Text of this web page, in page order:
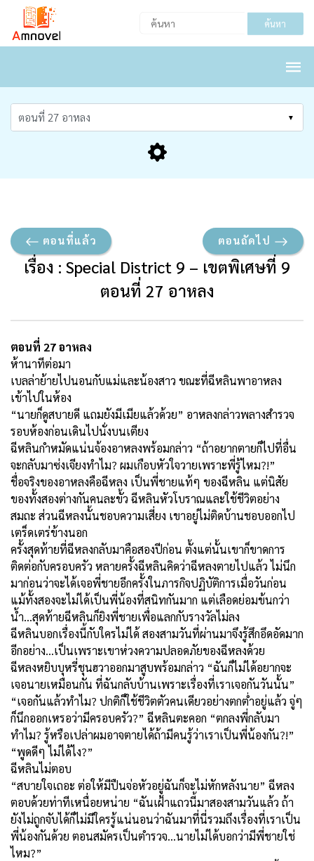
ค้นหา
ตอนที่แล้ว ตอนถัดไป
เรื่อง : Special District 9 – เขตพิเศษที่ 9
ตอนที่ 27 อาหลง
ตอนที่ 27 อาหลง
ห้านาทีต่อมา
เบลล่าย้ายไปนอนกับแม่และน้องสาว ขณะที่ฉีหลินพาอาหลง
เข้าไปในห้อง
“นายก็ดูสบายดี แถมยังมีเมียแล้วด้วย” อาหลงกล่าวพลางสำรวจ
รอบห้องก่อนเดินไปนั่งบนเตียง
ฉีหลินกำหมัดแน่นจ้องอาหลงพร้อมกล่าว “ถ้าอยากตายก็ไปที่อื่น
จะกลับมาซ่งเจียงทำไม? ผมเกือบหัวใจวายเพราะพี่รู้ไหม?!”
ชื่อจริงของอาหลงคือฉีหลง เป็นพี่ชายแท้ๆ ของฉีหลิน แต่นิสัย
ของทั้งสองต่างกันคนละขั้ว ฉีหลินหัวโบราณและใช้ชีวิตอย่าง
สมถะ ส่วนฉีหลงนั้นชอบความเสี่ยง เขาอยู่ไม่ติดบ้านชอบออกไป
เตร็ดเตร่ข้างนอก
ครั้งสุดท้ายที่ฉีหลงกลับมาคือสองปีก่อน ตั้งแต่นั้นเขาก็ขาดการ
ติดต่อกับครอบครัว หลายครั้งฉีหลินคิดว่าฉีหลงตายไปแล้ว ไม่นึก
มาก่อนว่าจะได้เจอพี่ชายอีกครั้งในภารกิจปฏิบัติการเมื่อวันก่อน
แม้ทั้งสองจะไม่ได้เป็นพี่น้องที่สนิทกันมาก แต่เลือดย่อมข้นกว่า
น้ำ...สุดท้ายฉีหลินก็ยิงพี่ชายเพื่อแลกกับรางวัลไม่ลง
ฉีหลินบอกเรื่องนี้กับใครไม่ได้ สองสามวันที่ผ่านมาจึงรู้สึกอึดอัดมาก
อีกอย่าง...เป็นเพราะเขาห่วงความปลอดภัยของฉีหลงด้วย
ฉีหลงหยิบบุหรี่ชุนฮวาออกมาสูบพร้อมกล่าว “ฉันก็ไม่ได้อยากจะ
เจอนายเหมือนกัน ที่ฉันกลับบ้านเพราะเรื่องที่เราเจอกันวันนั้น”
“เจอกันแล้วทำไม? ปกติก็ใช้ชีวิตตัวคนเดียวอย่างตกต่ำอยู่แล้ว จู่ๆ
ก็นึกออกเหรอว่ามีครอบครัว?” ฉีหลินตะคอก “ตกลงพี่กลับมา
ทำไม? รู้หรือเปล่าผมอาจตายได้ถ้ามีคนรู้ว่าเราเป็นพี่น้องกัน?!”
“พูดดีๆ ไม่ได้ไง?”
ฉีหลินไม่ตอบ
“สบายใจเถอะ ต่อให้มีปืนจ่อหัวอยู่ฉันก็จะไม่หักหลังนาย” ฉีหลง
ตอบด้วยท่าทีเหนื่อยหน่าย “ฉันเฝ้าแถวนี้มาสองสามวันแล้ว ถ้า
ยังไม่ถูกจับได้ก็ไม่มีใครรู้แน่นอนว่าฉันมาที่นี่รวมถึงเรื่องที่เราเป็น
พี่น้องกันด้วย ตอนสมัครเป็นตำรวจ...นายไม่ได้บอกว่ามีพี่ชายใช่
ไหม?”